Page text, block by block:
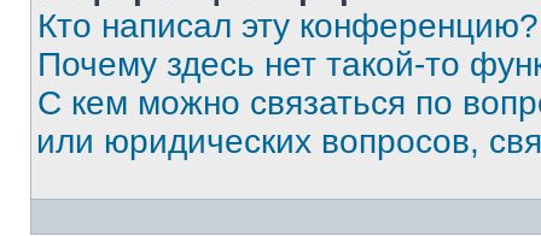
Кто написал эту конференцию?
Почему здесь нет такой-то
С кем можно связаться по
или юридических вопросов,